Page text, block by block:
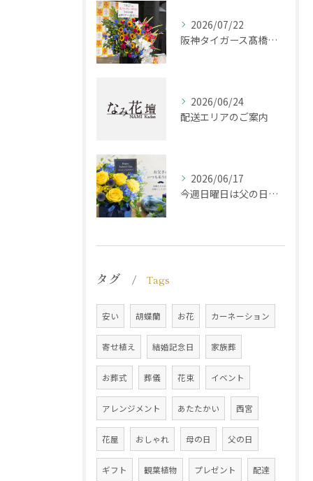
2026/07/22
阪神タイガース髙橋遥人選手からのご注文
2026/06/24
配送エリアのご案内
2026/06/17
今週日曜日は父の日です！感謝の気持ちをお花に込めて
タグ Tags
安い 胡蝶蘭 お花 カーネーション
寄せ植え 結婚記念日 家族葬
お葬式 葬儀 花束 イベント
アレンジメント あたたかい 西宮
花屋 おしゃれ 母の日 父の日
ギフト 観葉植物 プレゼント 配達